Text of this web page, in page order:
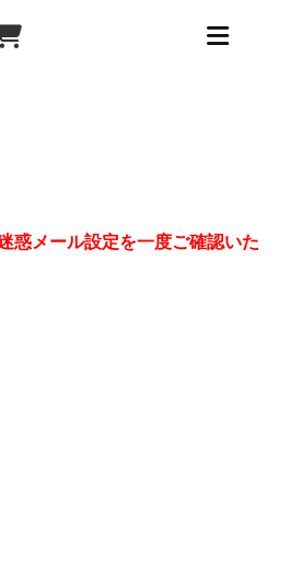
惑メール設定を一度ご確認いた